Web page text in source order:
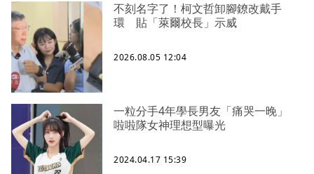
不刻名字了！柯文哲卸腳鐐改戴手
環 貼「萊爾校長」示威
2026.08.05 12:04
一粒分手4年學長男友「痛哭一晚」
啦啦隊女神理想型曝光
2024.04.17 15:39